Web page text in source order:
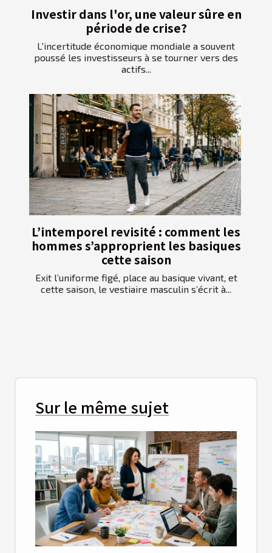
Investir dans l'or, une valeur sûre en
période de crise?
L'incertitude économique mondiale a souvent
poussé les investisseurs à se tourner vers des
actifs...
L’intemporel revisité : comment les
hommes s’approprient les basiques
cette saison
Exit l’uniforme figé, place au basique vivant, et
cette saison, le vestiaire masculin s’écrit à...
Sur le même sujet